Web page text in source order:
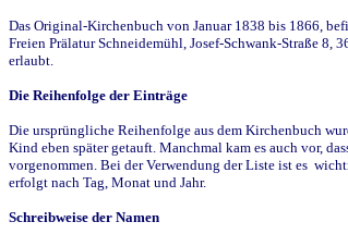
Das Original-Kirchenbuch von Januar 1838 bis 1866,
Freien Prälatur Schneidemühl, Josef-Schwank-Straße 8,
erlaubt.
Die Reihenfolge der Einträge
Die ursprüngliche Reihenfolge aus dem Kirchenbuch
Kind eben später getauft. Manchmal kam es auch vor,
vorgenommen. Bei der Verwendung der Liste ist es
erfolgt nach Tag, Monat und Jahr.
Schreibweise der Namen